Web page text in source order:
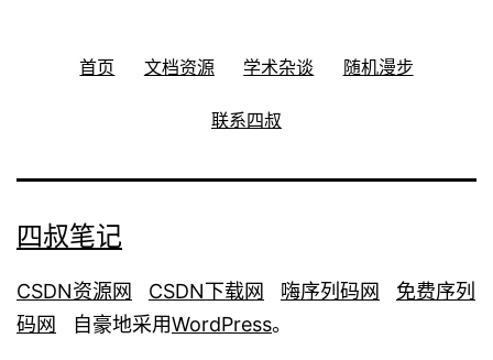
首页 文档资源 学术杂谈 随机漫步
联系四叔
四叔笔记
CSDN资源网 CSDN下载网 嗨序列码网
免费序列
码网 自豪地采用WordPress。